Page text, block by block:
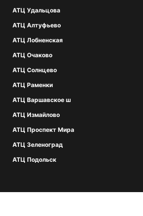
АТЦ Удальцова
АТЦ Алтуфьево
АТЦ Лобненская
АТЦ Очаково
АТЦ Солнцево
АТЦ Раменки
АТЦ Варшавское ш
АТЦ Измайлово
АТЦ Проспект Мира
АТЦ Зеленоград
АТЦ Подольск